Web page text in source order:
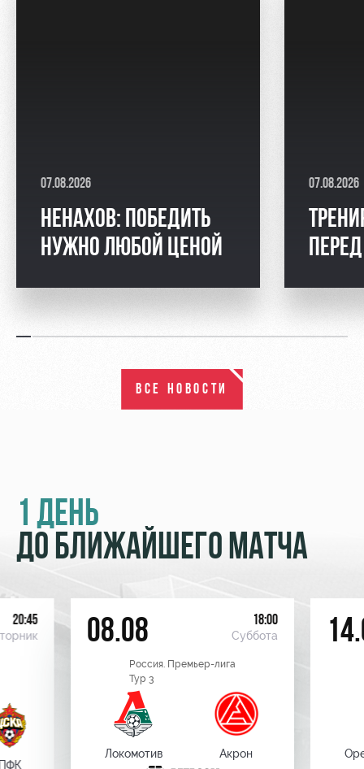
07.08.2026
НЕНАХОВ: ПОБЕДИТЬ
НУЖНО ЛЮБОЙ ЦЕНОЙ
07.08.2026
ВСЕ НОВОСТИ
1 ДЕНЬ
ДО БЛИЖАЙШЕГО МАТЧА
20:45 08.08 18:00
Суббота
Россия. Премьер-лига
Тур 3
Локомотив Акрон